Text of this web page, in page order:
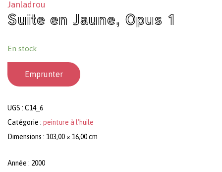
Janladrou
Suite en Jaune, Opus 1
En stock
Emprunter
UGS : C14_6
Catégorie : peinture à l'huile
Dimensions : 103,00 × 16,00 cm
Année : 2000